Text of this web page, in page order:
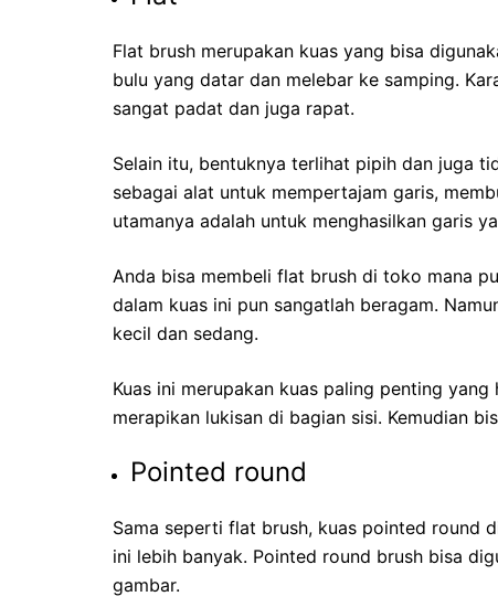
Flat brush merupakan kuas yang bisa
bulu yang datar dan melebar ke samping.
sangat padat dan juga rapat.
Selain itu, bentuknya terlihat pipih dan juga
sebagai alat untuk mempertajam garis,
utamanya adalah untuk menghasilkan garis
Anda bisa membeli flat brush di toko mana
dalam kuas ini pun sangatlah beragam.
kecil dan sedang.
Kuas ini merupakan kuas paling penting
merapikan lukisan di bagian sisi. Kemudian
Pointed round
Sama seperti flat brush, kuas pointed round
ini lebih banyak. Pointed round brush bisa
gambar.